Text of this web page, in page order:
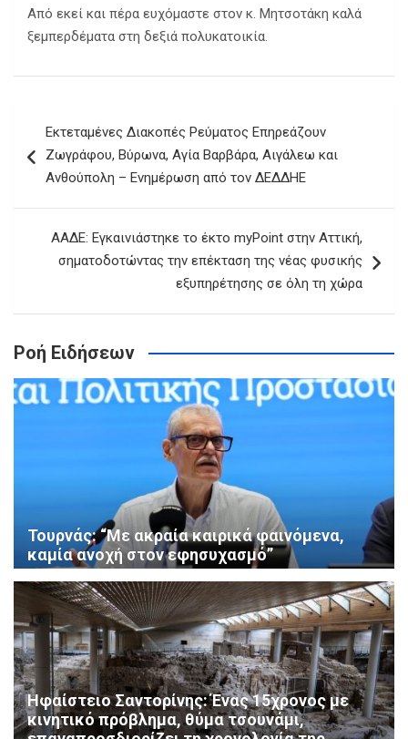
Από εκεί και πέρα ευχόμαστε στον κ. Μητσοτάκη καλά
ξεμπερδέματα στη δεξιά πολυκατοικία.
άρθρων
Εκτεταμένες Διακοπές Ρεύματος Επηρεάζουν
Ζωγράφου, Βύρωνα, Αγία Βαρβάρα, Αιγάλεω και
Ανθούπολη – Ενημέρωση από τον ΔΕΔΔΗΕ
ΑΑΔΕ: Εγκαινιάστηκε το έκτο myPoint στην Αττική,
σηματοδοτώντας την επέκταση της νέας φυσικής
εξυπηρέτησης σε όλη τη χώρα
Ροή Ειδήσεων
Τουρνάς: “Με ακραία καιρικά φαινόμενα,
καμία ανοχή στον εφησυχασμό”
Ηφαίστειο Σαντορίνης: Ένας 15χρονος με
κινητικό πρόβλημα, θύμα τσουνάμι,